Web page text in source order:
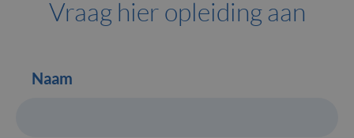
Vraag hier opleiding aan
Naam